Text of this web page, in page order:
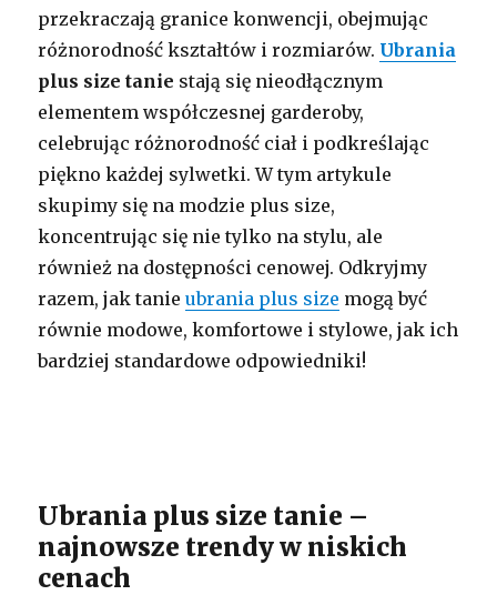
przekraczają granice konwencji, obejmując
różnorodność kształtów i rozmiarów. Ubrania
plus size tanie stają się nieodłącznym
elementem współczesnej garderoby,
celebrując różnorodność ciał i podkreślając
piękno każdej sylwetki. W tym artykule
skupimy się na modzie plus size,
koncentrując się nie tylko na stylu, ale
również na dostępności cenowej. Odkryjmy
razem, jak tanieubrania plus size mogą być
równie modowe, komfortowe i stylowe, jak ich
bardziej standardowe odpowiedniki!
Ubrania plus size tanie –
najnowsze trendy w niskich
cenach